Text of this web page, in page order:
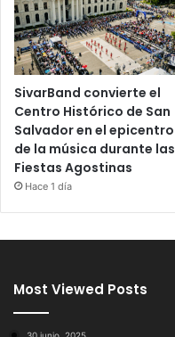
SivarBand convierte el
Centro Histórico de San
Salvador en el epicentro
de la música durante las
Fiestas Agostinas
Hace 1 día
Most Viewed Posts